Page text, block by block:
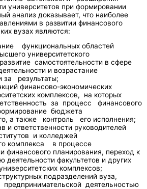
университетов при формировании
анализ доказывает, что наиболее
в развитии финансового
вузах являются:
функциональных областей
университетского
самостоятельности в сфере
и возрастание
за результаты;
финансово-экономических
комплексов, на которых
за процесс финансового
бюджета
а также контроль его исполнения;
и ответственности руководителей
и колледжей
комплекса в процессе
финансового планирования, переход к
деятельности факультетов и других
комплексов;
подразделений вуза,
деятельностью